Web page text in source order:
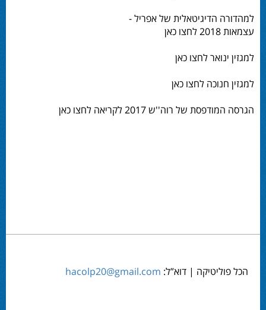
למהדורה הדיגיטאלית של אפריל -
עצמאות 2018 לחצו כאן
למגזין ינואר לחצו כאן
למגזין חנוכה לחצו כאן
הגרסה המודפסת של רוה''ש 2017 לקריאה לחצו כאן
הכל פוליטיקה | דוא”ל: hacolp20@gmail.com